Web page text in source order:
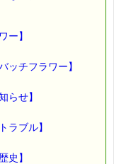
ー】
ッチフラワー】
らせ】
ラブル】
史】